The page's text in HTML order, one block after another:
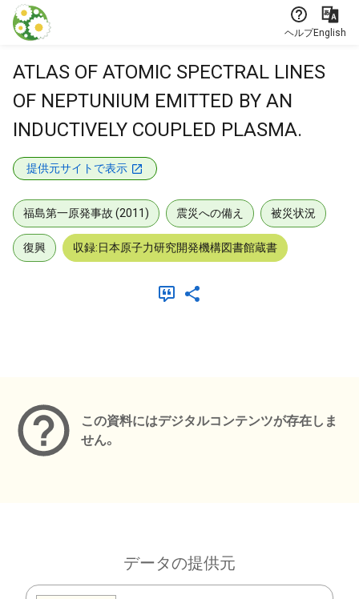
本文に飛ぶ
ヘルプEnglish
ATLAS OF ATOMIC SPECTRAL LINES
OF NEPTUNIUM EMITTED BY AN
INDUCTIVELY COUPLED PLASMA.
提供元サイトで表示
福島第一原発事故 (2011) 震災への備え 被災状況
復興 収録:日本原子力研究開発機構図書館蔵書
この資料にはデジタルコンテンツが存在しま
せん。
データの提供元